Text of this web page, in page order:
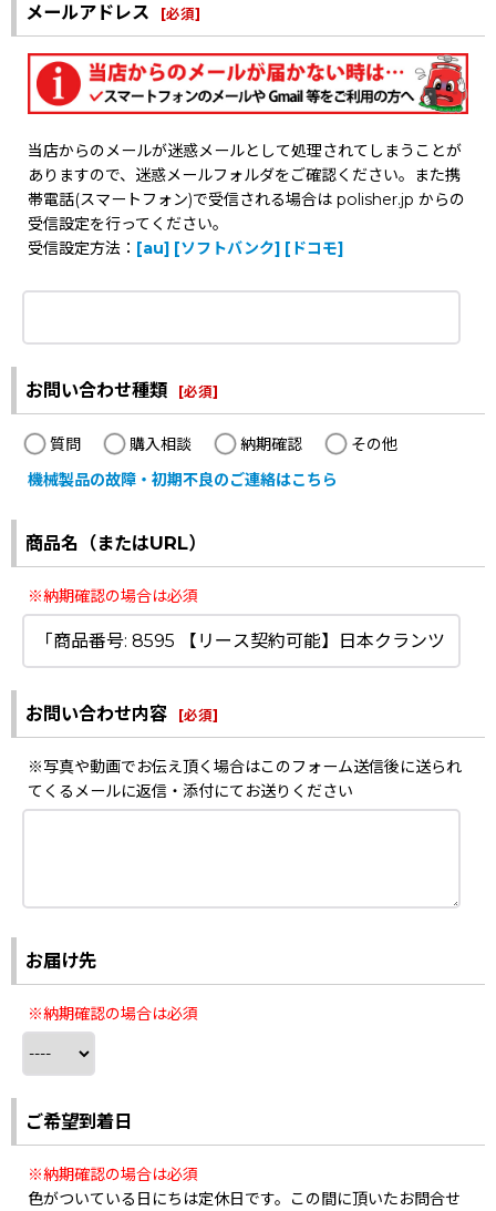
メールアドレス [必須]
当店からのメールが迷惑メールとして処理されてしまうことが
ありますので、迷惑メールフォルダをご確認ください。また携
帯電話(スマートフォン)で受信される場合は polisher.jp からの
受信設定を行ってください。
受信設定方法： [au] [ソフトバンク] [ドコモ]
お問い合わせ種類 [必須]
質問 購入相談 納期確認
その他
機械製品の故障・初期不良のご連絡はこちら
商品名（またはURL）
※納期確認の場合は必須
お問い合わせ内容 [必須]
※写真や動画でお伝え頂く場合はこのフォーム送信後に送られ
てくるメールに返信・添付にてお送りください
お届け先
※納期確認の場合は必須
ご希望到着日
※納期確認の場合は必須
色がついている日にちは定休日です。この間に頂いたお問合せ